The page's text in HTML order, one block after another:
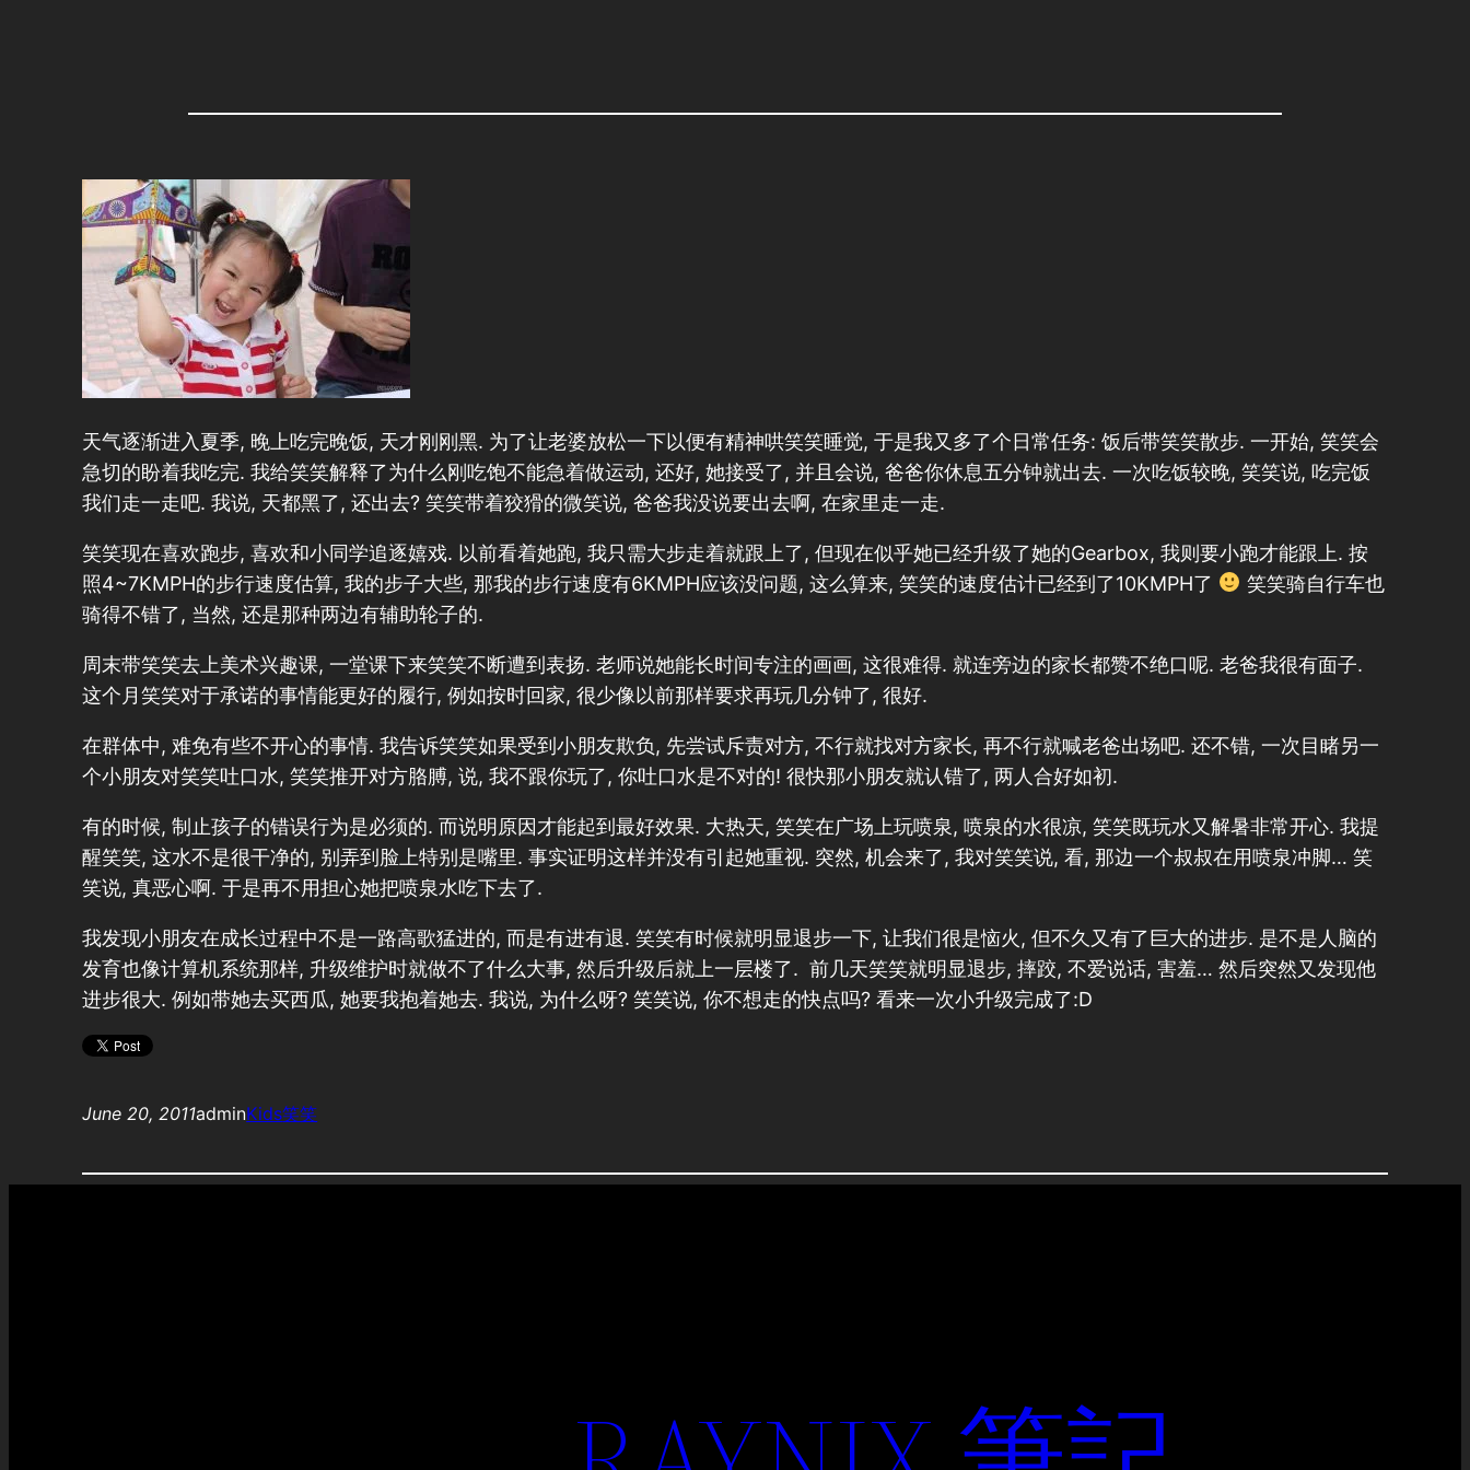
天气逐渐进入夏季, 晚上吃完晚饭, 天才刚刚黑. 为了让老婆放松一下以便有精神哄笑笑睡觉, 于是我又多了个日常任务: 饭后带笑笑散步. 一开始, 笑笑会
急切的盼着我吃完. 我给笑笑解释了为什么刚吃饱不能急着做运动, 还好, 她接受了, 并且会说, 爸爸你休息五分钟就出去. 一次吃饭较晚, 笑笑说, 吃完饭
我们走一走吧. 我说, 天都黑了, 还出去? 笑笑带着狡猾的微笑说, 爸爸我没说要出去啊, 在家里走一走.
笑笑现在喜欢跑步, 喜欢和小同学追逐嬉戏. 以前看着她跑, 我只需大步走着就跟上了, 但现在似乎她已经升级了她的Gearbox, 我则要小跑才能跟上. 按
照4~7KMPH的步行速度估算, 我的步子大些, 那我的步行速度有6KMPH应该没问题, 这么算来, 笑笑的速度估计已经到了10KMPH了
笑笑骑自行车也
骑得不错了, 当然, 还是那种两边有辅助轮子的.
周末带笑笑去上美术兴趣课, 一堂课下来笑笑不断遭到表扬. 老师说她能长时间专注的画画, 这很难得. 就连旁边的家长都赞不绝口呢. 老爸我很有面子.
这个月笑笑对于承诺的事情能更好的履行, 例如按时回家, 很少像以前那样要求再玩几分钟了, 很好.
在群体中, 难免有些不开心的事情. 我告诉笑笑如果受到小朋友欺负, 先尝试斥责对方, 不行就找对方家长, 再不行就喊老爸出场吧. 还不错, 一次目睹另一
个小朋友对笑笑吐口水, 笑笑推开对方胳膊, 说, 我不跟你玩了, 你吐口水是不对的! 很快那小朋友就认错了, 两人合好如初.
有的时候, 制止孩子的错误行为是必须的. 而说明原因才能起到最好效果. 大热天, 笑笑在广场上玩喷泉, 喷泉的水很凉, 笑笑既玩水又解暑非常开心. 我提
醒笑笑, 这水不是很干净的, 别弄到脸上特别是嘴里. 事实证明这样并没有引起她重视. 突然, 机会来了, 我对笑笑说, 看, 那边一个叔叔在用喷泉冲脚… 笑
笑说, 真恶心啊. 于是再不用担心她把喷泉水吃下去了.
我发现小朋友在成长过程中不是一路高歌猛进的, 而是有进有退. 笑笑有时候就明显退步一下, 让我们很是恼火, 但不久又有了巨大的进步. 是不是人脑的
发育也像计算机系统那样, 升级维护时就做不了什么大事, 然后升级后就上一层楼了. 前几天笑笑就明显退步, 摔跤, 不爱说话, 害羞… 然后突然又发现他
进步很大. 例如带她去买西瓜, 她要我抱着她去. 我说, 为什么呀? 笑笑说, 你不想走的快点吗? 看来一次小升级完成了:D
June 20, 2011adminKids笑笑